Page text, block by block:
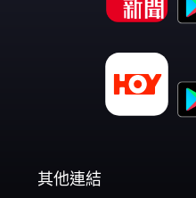
其他連結